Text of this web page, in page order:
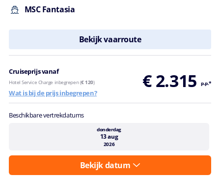
MSC Fantasia
Bekijk vaarroute
Cruiseprijs vanaf € 2.315 p.p.*
Hotel Service Charge inbegrepen (€ 120)
Wat is bij de prijs inbegrepen?
Beschikbare vertrekdatums
donderdag
13 aug
2026
Bekijk datum